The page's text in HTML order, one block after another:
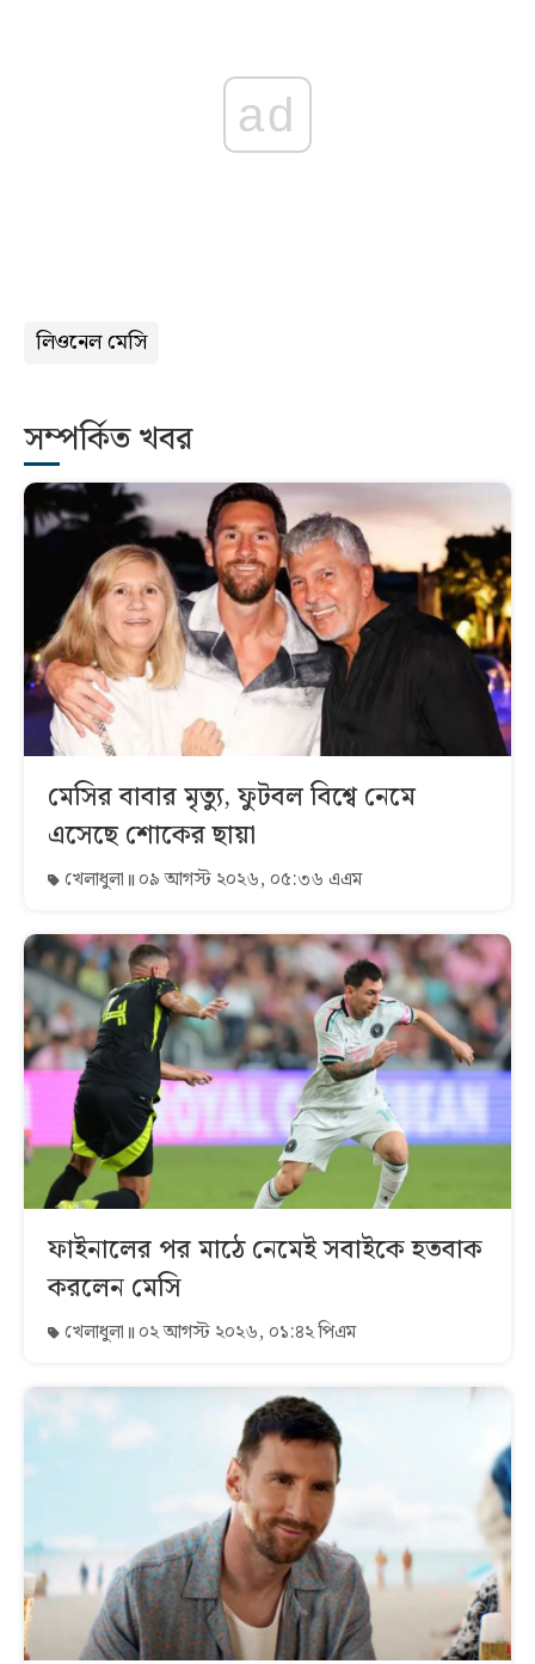
ad
লিওনেল মেসি
সম্পর্কিত খবর
মেসির বাবার মৃত্যু, ফুটবল বিশ্বে নেমে
এসেছে শোকের ছায়া
খেলাধুলা ০৯ আগস্ট ২০২৬, ০৫:৩৬ এএম
ফাইনালের পর মাঠে নেমেই সবাইকে হতবাক
করলেন মেসি
খেলাধুলা ০২ আগস্ট ২০২৬, ০১:৪২ পিএম